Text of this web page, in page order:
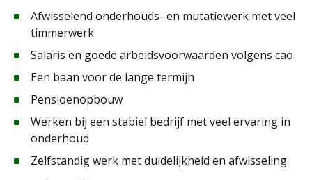
Afwisselend onderhouds- en mutatiewerk met veel
timmerwerk
Salaris en goede arbeidsvoorwaarden volgens cao
Een baan voor de lange termijn
Pensioenopbouw
Werken bij een stabiel bedrijf met veel ervaring in
onderhoud
Zelfstandig werk met duidelijkheid en afwisseling